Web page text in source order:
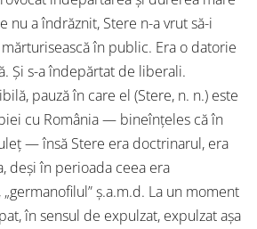
nu a îndrăznit, Stere n-a vrut să-i
în public. Era o datorie
Şi s-a îndepărtat de liberali.
pauză în care el (Stere, n. n.) este
cu România — bineînţeles că în
— însă Stere era doctrinarul, era
deşi în perioada ceea era
„germanofilul” ş.a.m.d. La un moment
în sensul de expulzat, expulzat aşa